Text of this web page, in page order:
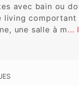
avec bain ou
living comportant
une salle à m...